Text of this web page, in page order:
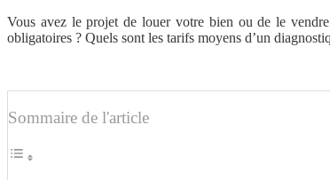
Vous avez le projet de louer votre bien ou de le
obligatoires ? Quels sont les tarifs moyens d’un
Sommaire de l'article